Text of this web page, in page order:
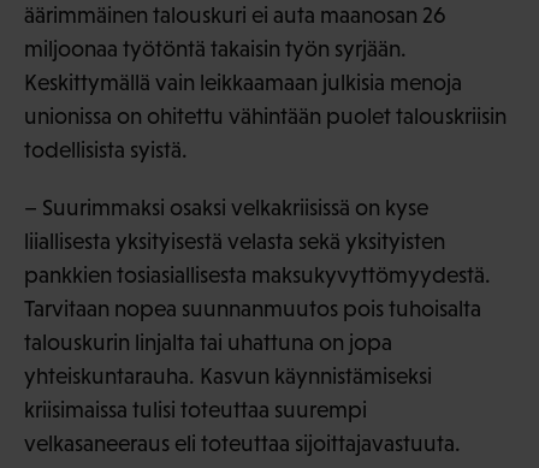
äärimmäinen talouskuri ei auta maanosan 26
miljoonaa työtöntä takaisin työn syrjään.
Keskittymällä vain leikkaamaan julkisia menoja
unionissa on ohitettu vähintään puolet talouskriisin
todellisista syistä.
– Suurimmaksi osaksi velkakriisissä on kyse
liiallisesta yksityisestä velasta sekä yksityisten
pankkien tosiasiallisesta maksukyvyttömyydestä.
Tarvitaan nopea suunnanmuutos pois tuhoisalta
talouskurin linjalta tai uhattuna on jopa
yhteiskuntarauha. Kasvun käynnistämiseksi
kriisimaissa tulisi toteuttaa suurempi
velkasaneeraus eli toteuttaa sijoittajavastuuta.